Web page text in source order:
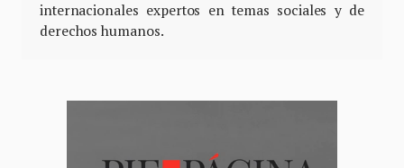
internacionales expertos en temas sociales y de
derechos humanos.